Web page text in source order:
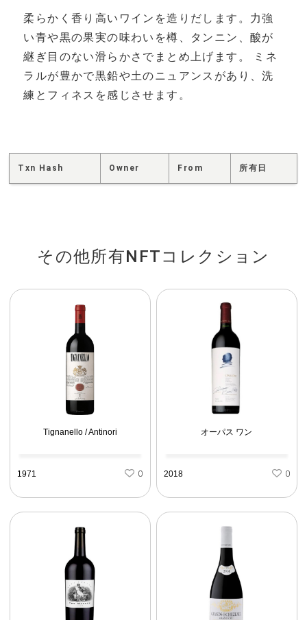
柔らかく香り高いワインを造りだします。力強
い青や黒の果実の味わいを樽、タンニン、酸が
継ぎ目のない滑らかさでまとめ上げます。 ミネ
ラルが豊かで黒鉛や土のニュアンスがあり、洗
練とフィネスを感じさせます。
Txn Hash Owner From 所有日
その他所有NFTコレクション
Tignanello / Antinori
1971 0
オーパス ワン
2018 0